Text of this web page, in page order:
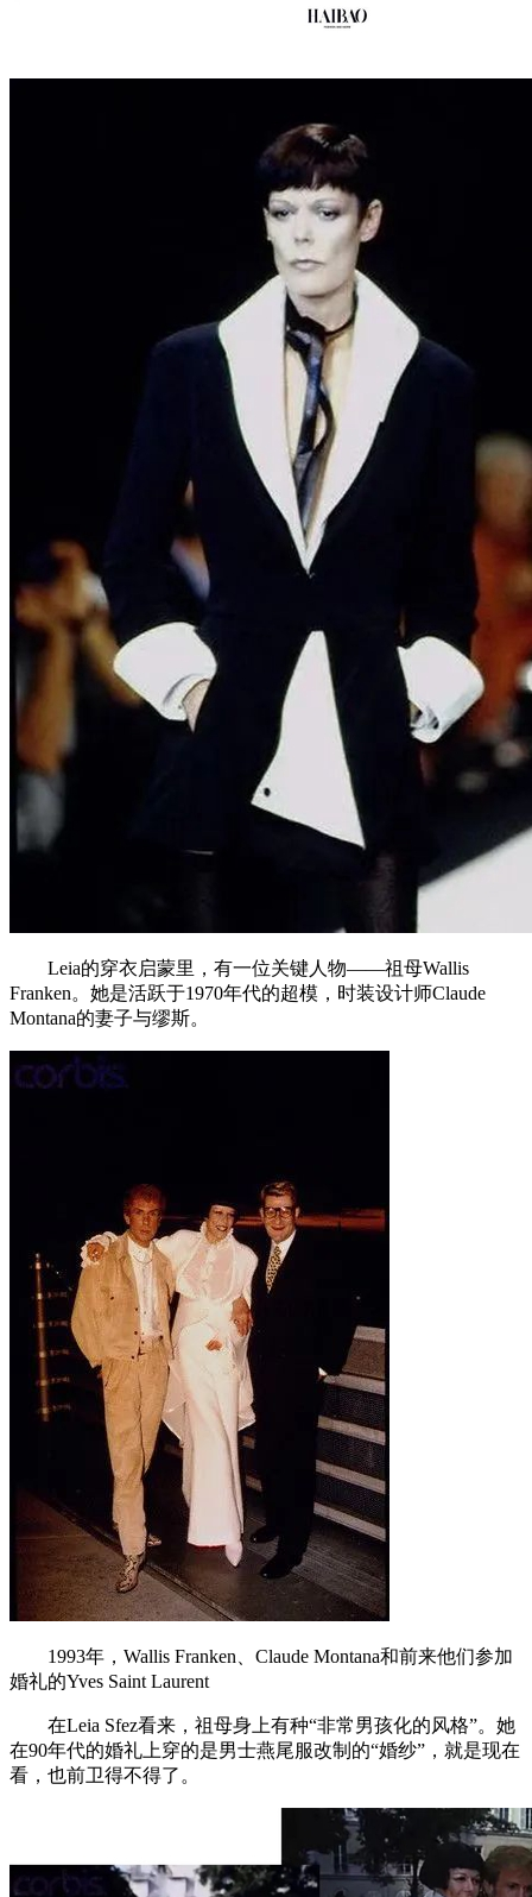
Leia的穿衣启蒙里，有一位关键人物——祖母Wallis
Franken。她是活跃于1970年代的超模，时装设计师Claude
Montana的妻子与缪斯。
1993年，Wallis Franken、Claude Montana和前来他们参加
婚礼的Yves Saint Laurent
在Leia Sfez看来，祖母身上有种“非常男孩化的风格”。她
在90年代的婚礼上穿的是男士燕尾服改制的“婚纱”，就是现在
看，也前卫得不得了。